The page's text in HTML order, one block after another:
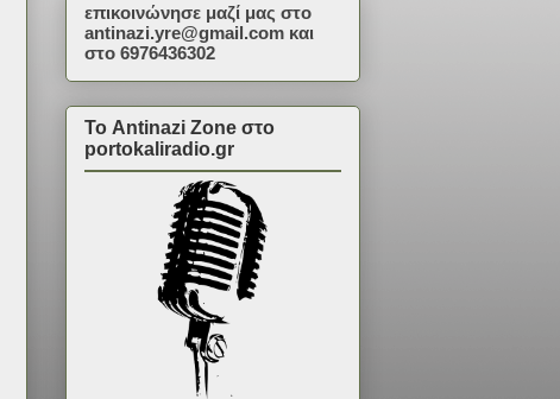
επικοινώνησε μαζί μας στο
antinazi.yre@gmail.com και
στο 6976436302
Το Antinazi Zone στο
portokaliradio.gr